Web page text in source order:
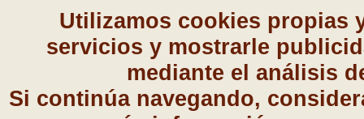
Utilizamos cookies propias
servicios y mostrarle
mediante el análisis
Si continúa navegando,